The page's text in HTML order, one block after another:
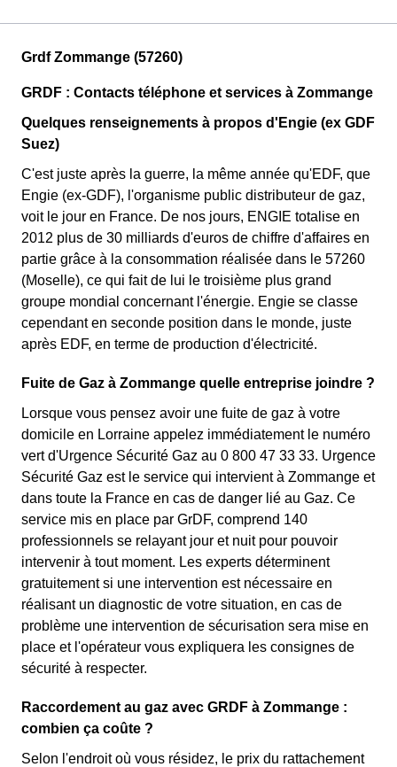
Grdf Zommange (57260)
GRDF : Contacts téléphone et services à Zommange
Quelques renseignements à propos d'Engie (ex GDF
Suez)
C'est juste après la guerre, la même année qu'EDF, que
Engie (ex-GDF), l'organisme public distributeur de gaz,
voit le jour en France. De nos jours, ENGIE totalise en
2012 plus de 30 milliards d'euros de chiffre d'affaires en
partie grâce à la consommation réalisée dans le 57260
(Moselle), ce qui fait de lui le troisième plus grand
groupe mondial concernant l'énergie. Engie se classe
cependant en seconde position dans le monde, juste
après EDF, en terme de production d'électricité.
Fuite de Gaz à Zommange quelle entreprise joindre ?
Lorsque vous pensez avoir une fuite de gaz à votre
domicile en Lorraine appelez immédiatement le numéro
vert d'Urgence Sécurité Gaz au 0 800 47 33 33. Urgence
Sécurité Gaz est le service qui intervient à Zommange et
dans toute la France en cas de danger lié au Gaz. Ce
service mis en place par GrDF, comprend 140
professionnels se relayant jour et nuit pour pouvoir
intervenir à tout moment. Les experts déterminent
gratuitement si une intervention est nécessaire en
réalisant un diagnostic de votre situation, en cas de
problème une intervention de sécurisation sera mise en
place et l'opérateur vous expliquera les consignes de
sécurité à respecter.
Raccordement au gaz avec GRDF à Zommange :
combien ça coûte ?
Selon l'endroit où vous résidez, le prix du rattachement